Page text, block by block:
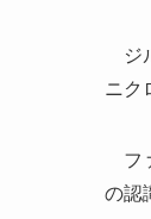
ジ
ニク
フ
の認